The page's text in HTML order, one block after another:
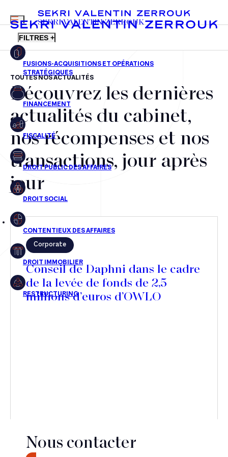
FR EN
MENU
SEKRI VALENTIN ZERROUK
FILTRES +
Fusions-acquisitions et opérations stratégiques
Financement
Fiscalité
Droit public des affaires
Droit social
Droit immobilier
Restructuring
Article
TOUTES NOS ACTUALITÉS
Découvrez les dernières
actualités du cabinet,
nos récompenses et nos
transactions, jour après
jour
Corporate
Conseil de Daphni dans le cadre
de la levée de fonds de 2,5
millions d’euros d’OWLO
Nous contacter